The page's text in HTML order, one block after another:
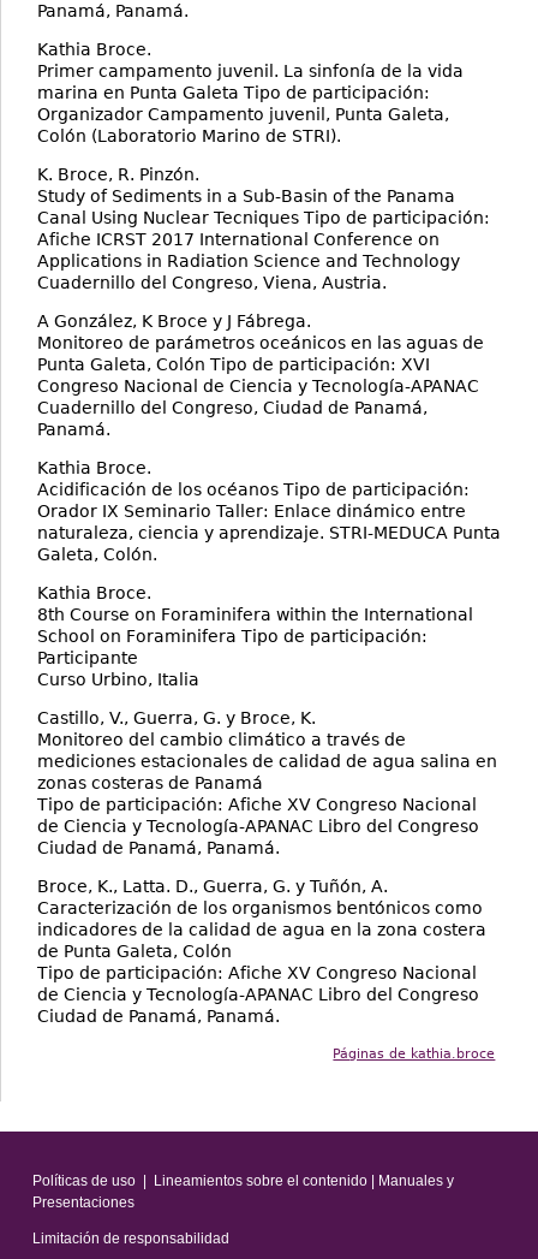
Panamá, Panamá.
Kathia Broce.
Primer campamento juvenil. La sinfonía de la vida
marina en Punta Galeta Tipo de participación:
Organizador Campamento juvenil, Punta Galeta,
Colón (Laboratorio Marino de STRI).
K. Broce, R. Pinzón.
Study of Sediments in a Sub-Basin of the Panama
Canal Using Nuclear Tecniques Tipo de participación:
Afiche ICRST 2017 International Conference on
Applications in Radiation Science and Technology
Cuadernillo del Congreso, Viena, Austria.
A González, K Broce y J Fábrega.
Monitoreo de parámetros oceánicos en las aguas de
Punta Galeta, Colón Tipo de participación: XVI
Congreso Nacional de Ciencia y Tecnología-APANAC
Cuadernillo del Congreso, Ciudad de Panamá,
Panamá.
Kathia Broce.
Acidificación de los océanos Tipo de participación:
Orador IX Seminario Taller: Enlace dinámico entre
naturaleza, ciencia y aprendizaje. STRI-MEDUCA Punta
Galeta, Colón.
Kathia Broce.
8th Course on Foraminifera within the International
School on Foraminifera Tipo de participación:
Participante
Curso Urbino, Italia
Castillo, V., Guerra, G. y Broce, K.
Monitoreo del cambio climático a través de
mediciones estacionales de calidad de agua salina en
zonas costeras de Panamá
Tipo de participación: Afiche XV Congreso Nacional
de Ciencia y Tecnología-APANAC Libro del Congreso
Ciudad de Panamá, Panamá.
Broce, K., Latta. D., Guerra, G. y Tuñón, A.
Caracterización de los organismos bentónicos como
indicadores de la calidad de agua en la zona costera
de Punta Galeta, Colón
Tipo de participación: Afiche XV Congreso Nacional
de Ciencia y Tecnología-APANAC Libro del Congreso
Ciudad de Panamá, Panamá.
Páginas de kathia.broce
Políticas de uso| Lineamientos sobre el contenido|
Manuales y
Presentaciones
Limitación de responsabilidad